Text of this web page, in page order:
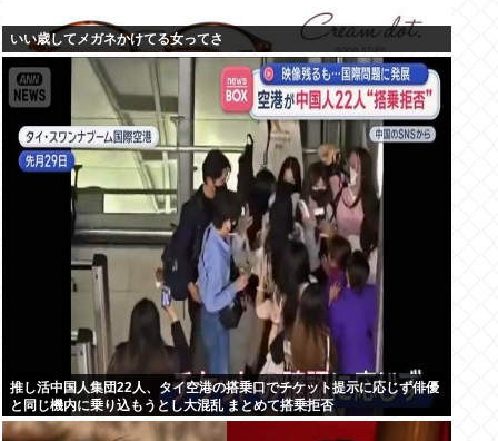
いい歳してメガネかけてる女ってさ
推し活中国人集団22人、タイ空港の搭乗口でチケット提示に応じず俳優
と同じ機内に乗り込もうとし大混乱 まとめて搭乗拒否